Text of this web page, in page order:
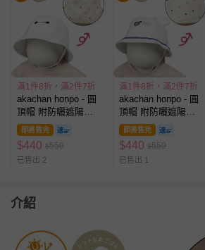
滿1件8折，滿2件7折
akachan honpo - 圓
頂帽 附防曬遮陽布-
迪士尼-白色
即將售完
$440 $550
已售出 2
滿1件8折，滿2件7折
akachan honpo - 圓
頂帽 附防曬遮陽布-
迪士尼-米白色
即將售完
$440 $550
已售出 1
介紹